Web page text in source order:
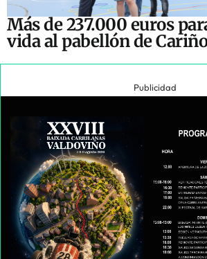
Más de 237.000 euros
vida al pabellón de Cariño
Publicidad